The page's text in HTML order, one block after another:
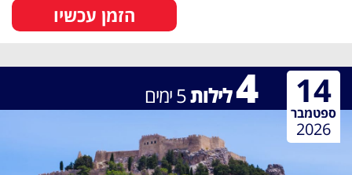
הזמן עכשיו
4לילות5ימים 14
ספטמבר
2026